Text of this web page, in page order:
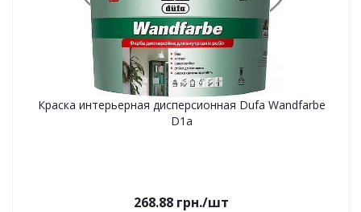
Краска интерьерная дисперсионная Dufa Wandfarbe
D1a
268.88 грн./шт